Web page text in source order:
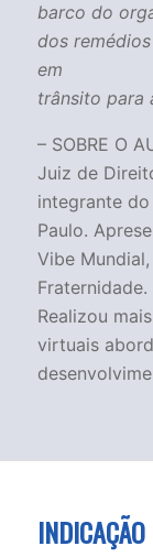
barco do
dos
em
trânsito para
– SOBRE O
Juiz de
integrante
Paulo.
Vibe
Realizou
virtuais
INDICAÇÃO